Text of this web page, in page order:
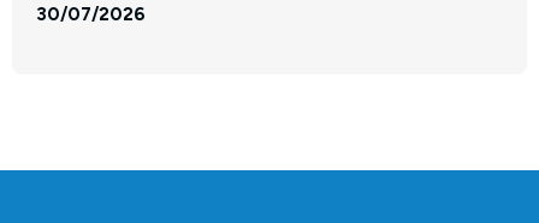
30/07/2026